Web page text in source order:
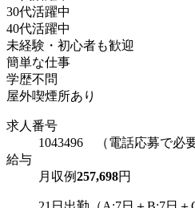
30代活躍中
40代活躍中
未経験・初心者も歓迎
簡単な仕事
学歴不問
屋外喫煙所あり
求人番号
1043496 （電話応募で必
給与
月収例257,698円